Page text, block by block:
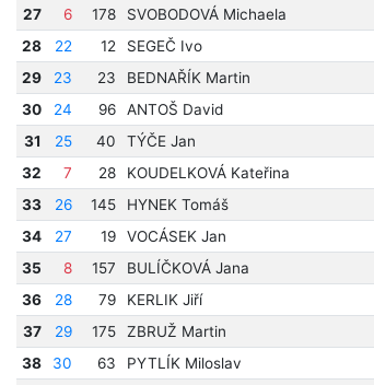
27
6 178 SVOBODOVÁ Michaela
28
22 12 SEGEČ Ivo
29
23 23 BEDNAŘÍK Martin
30
24 96 ANTOŠ David
31
25 40 TÝČE Jan
32
7 28 KOUDELKOVÁ Kateřina
33
26 145 HYNEK Tomáš
34
27 19 VOCÁSEK Jan
35
8 157 BULÍČKOVÁ Jana
36
28 79 KERLIK Jiří
37
29 175 ZBRUŽ Martin
38
30 63 PYTLÍK Miloslav